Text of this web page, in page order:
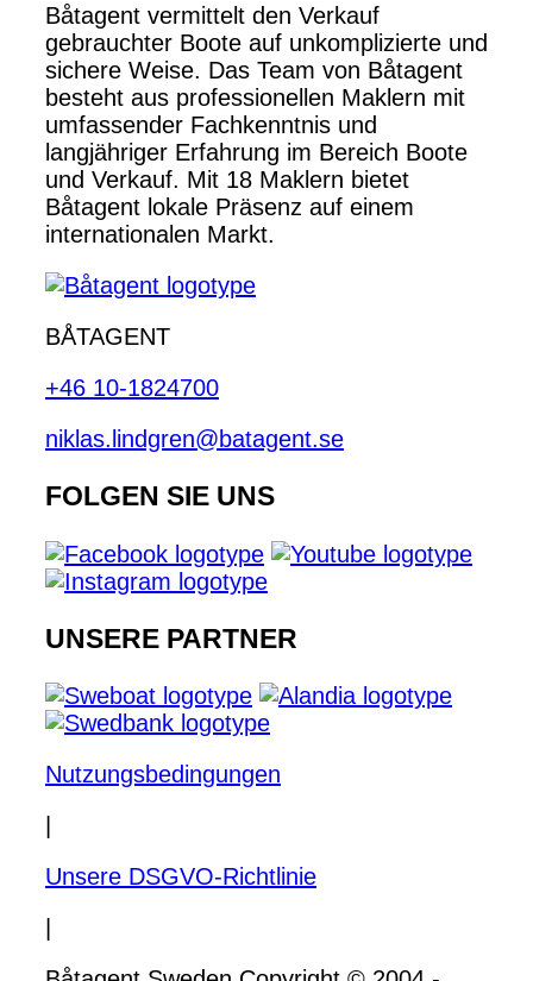
Båtagent vermittelt den Verkauf
gebrauchter Boote auf unkomplizierte und
sichere Weise. Das Team von Båtagent
besteht aus professionellen Maklern mit
umfassender Fachkenntnis und
langjähriger Erfahrung im Bereich Boote
und Verkauf. Mit 18 Maklern bietet
Båtagent lokale Präsenz auf einem
internationalen Markt.
BÅTAGENT
+46 10-1824700
niklas.lindgren@batagent.se
FOLGEN SIE UNS
UNSERE PARTNER
Nutzungsbedingungen
Unsere DSGVO-Richtlinie